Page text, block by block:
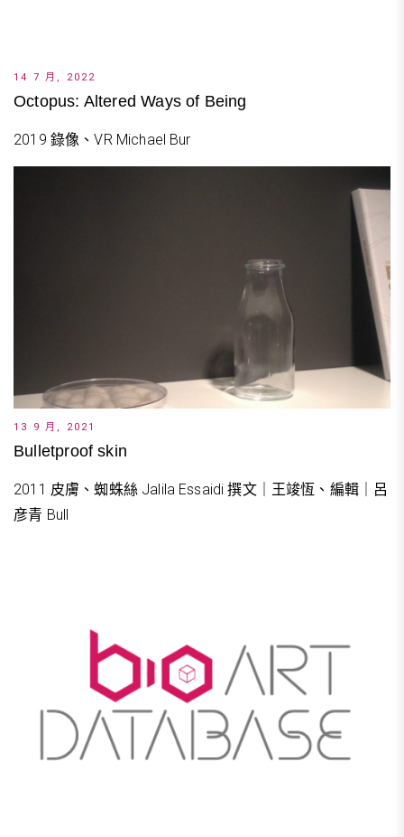
14 7 月, 2022
Octopus: Altered Ways of Being
2019 錄像、VR Michael Bur
13 9 月, 2021
Bulletproof skin
2011 皮膚、蜘蛛絲 Jalila Essaidi 撰文｜王竣恆、編輯｜呂
彦青 Bull